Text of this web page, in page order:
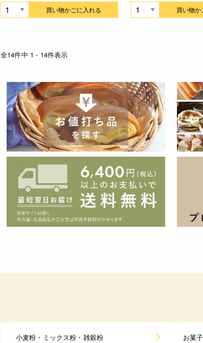
買い物かごに入れる
買い物か
全14件中 1 - 14件表示
小麦粉・ミックス粉・雑穀粉 お菓